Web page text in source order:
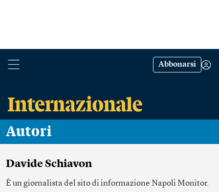
Abbonarsi
Autori
Davide Schiavon
È un giornalista del sito di informazione Napoli Monitor.